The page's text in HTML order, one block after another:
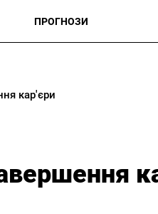
ПРОГНОЗИ
кар'єри